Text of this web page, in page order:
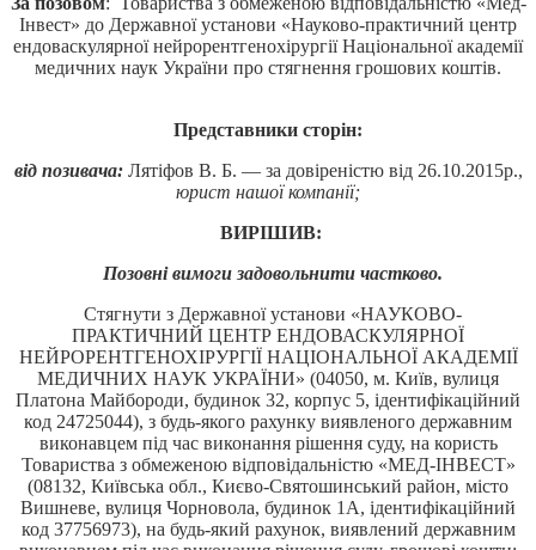
Інвест» до Державної установи «Науково-практичний центр
ендоваскулярної нейрорентгенохірургії Національної академії
медичних наук України про стягнення грошових коштів.
Представники сторін:
від позивача:Лятіфов В. Б. — за довіреністю від 26.10.2015р.,
юрист нашої компанії;
ВИРІШИВ:
Позовні вимоги задовольнити частково.
Стягнути з Державної установи «НАУКОВО-
ПРАКТИЧНИЙ ЦЕНТР ЕНДОВАСКУЛЯРНОЇ
НЕЙРОРЕНТГЕНОХІРУРГІЇ НАЦІОНАЛЬНОЇ АКАДЕМІЇ
МЕДИЧНИХ НАУК УКРАЇНИ» (04050, м. Київ, вулиця
Платона Майбороди, будинок 32, корпус 5, ідентифікаційний
код 24725044), з будь-якого рахунку виявленого державним
виконавцем під час виконання рішення суду, на користь
Товариства з обмеженою відповідальністю «МЕД-ІНВЕСТ»
(08132, Київська обл., Києво-Святошинський район, місто
Вишневе, вулиця Чорновола, будинок 1А, ідентифікаційний
код 37756973), на будь-який рахунок, виявлений державним